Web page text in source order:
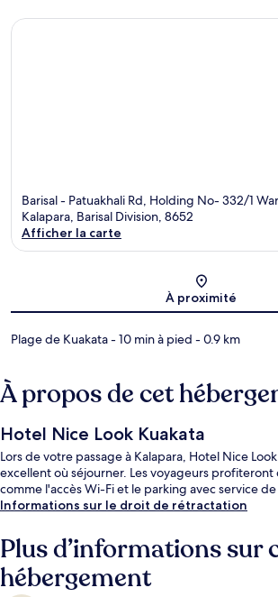
Barisal - Patuakhali Rd, Holding No- 332/1
Kalapara, Barisal Division, 8652
Afficher la carte
À proximité
Plage de Kuakata- 10 min à pied - 0.9 km
À propos de cet
Hotel Nice Look Kuakata
Lors de votre passage à Kalapara, Hotel Nice
excellent où séjourner. Les voyageurs
comme l'accès Wi-Fi et le parking avec service
Informations sur le droit de rétractation
Plus d’informations sur
hébergement